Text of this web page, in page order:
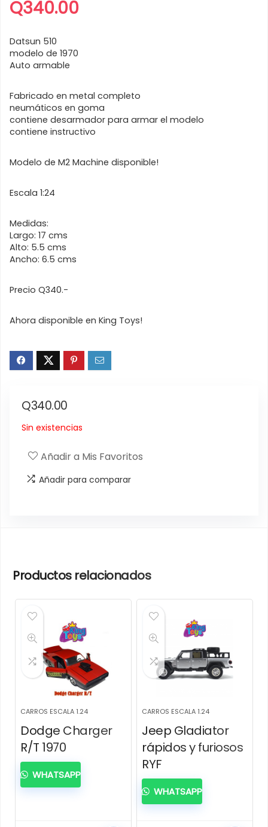
Q340.00
Datsun 510
modelo de 1970
Auto armable
Fabricado en metal completo
neumáticos en goma
contiene desarmador para armar el modelo
contiene instructivo
Modelo de M2 Machine disponible!
Escala 1:24
Medidas:
Largo: 17 cms
Alto: 5.5 cms
Ancho: 6.5 cms
Precio Q340.-
Ahora disponible en King Toys!
Q340.00
Sin existencias
Añadir a Mis Favoritos
Añadir para comparar
Productos relacionados
CARROS ESCALA 1.24
Dodge Charger
R/T 1970
WHATSAPP
CARROS ESCALA 1.24
Jeep Gladiator
rápidos y furiosos
RYF
WHATSAPP